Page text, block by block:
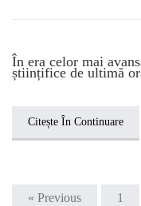
În era celor mai
științifice de ultimă
Citește În Continuare
« Previous 1